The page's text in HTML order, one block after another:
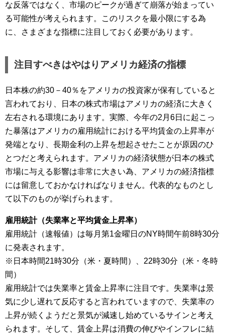
な反落ではなく、市場のピークが過ぎて崩落が始まってい
る可能性が考えられます。このリスクを最小限にする為
に、さまざまな指標に注目しておく必要があります。
注目すべきはやはりアメリカ経済の指標
日本株の約30－40％をアメリカの投資家が保有していると
言われており、日本の株式市場はアメリカの経済に大きく
左右される環境にあります。実際、今年の2月6日に起こっ
た暴落はアメリカの雇用統計における平均賃金の上昇率が
発端となり、長期金利の上昇を想起させたことが原因のひ
とつだと考えられます。アメリカの経済状態が日本の株式
市場に与える影響は非常に大きい為、アメリカの経済指標
には留意しておかなければなりません。代表的なものとし
て以下のものが挙げられます。
雇用統計（失業率と平均賃金上昇率）
雇用統計（速報値）は毎月第1金曜日のNY時間午前8時30分
に発表されます。
※日本時間21時30分（米・夏時間）、22時30分（米・冬時
間）
雇用統計では失業率と賃金上昇率に注目です。失業率は景
気に少し遅れて反応すると言われていますので、失業率の
上昇が続くようだと景気が減速し始めているサインと考え
られます。そして、賃金上昇は消費の伸びやインフレに結